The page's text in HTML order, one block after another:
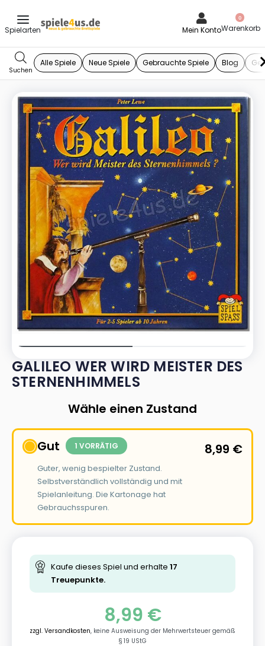
Mein Konto
0
Alle Spiele Neue Spiele Gebrauchte Spiele Blog
GALILEO WER WIRD MEISTER DES
STERNENHIMMELS
Wähle einen Zustand
Gut 1 VORRÄTIG
Guter, wenig bespielter Zustand.
Selbstverständlich vollständig und mit
Spielanleitung. Die Kartonage hat
Gebrauchsspuren.
8,99 €
Kaufe dieses Spiel und erhalte 17
Treuepunkte.
8,99 €
zzgl. Versandkosten, keine Ausweisung der Mehrwertsteuer gemäß
§ 19 UStG